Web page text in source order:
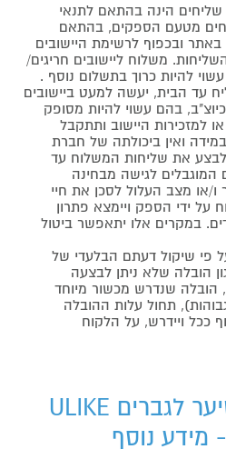
הינה בהתאם לתנאי
מטעם הספקים, בהתאם
ובכפוף לרשימת היישובים
משלוח ליישובים חריגים/
להיות כרוך בתשלום נוסף .
עד הבית, יעשה למעט ביישובים
בהם עשוי להיות מסופק
למזכירות היישוב ותתקבל
ואין ביכולתה של חברת
את שליחות המשלוח עד
המוגבלים לגישה מבחינה
ו/או מצב העלול לסכן את חיי
על ידי הספק ויימצא פתרון
במקרים אלו יתאפשר ביטול
פי שיקול דעתם הבלעדי של
הובלה שלא ניתן לבצעה
הובלה שנדרש מכשור מיוחד
תחול עלות ההובלה
ככל ויידרש, על הלקוח
מכשיר להסרת שיער לגברים ULIKE